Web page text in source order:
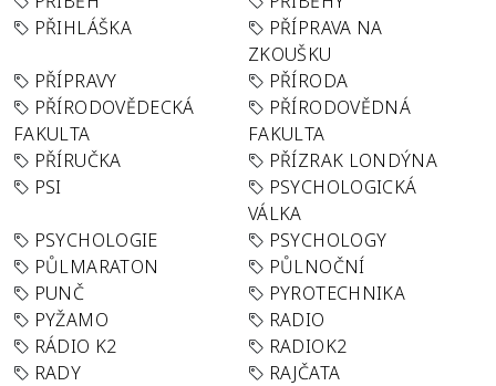
PŘIHLÁŠKA
PŘÍPRAVA NA
ZKOUŠKU
PŘÍPRAVY
PŘÍRODA
PŘÍRODOVĚDECKÁ
FAKULTA
PŘÍRODOVĚDNÁ
FAKULTA
PŘÍRUČKA
PŘÍZRAK LONDÝNA
PSI
PSYCHOLOGICKÁ
VÁLKA
PSYCHOLOGIE
PSYCHOLOGY
PŮLMARATON
PŮLNOČNÍ
PUNČ
PYROTECHNIKA
PYŽAMO
RADIO
RÁDIO K2
RADIOK2
RADY
RAJČATA